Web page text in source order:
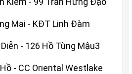
Mai - KĐT Linh Đàm
- 126 Hồ Tùng Mậu3
- CC Oriental Westlake